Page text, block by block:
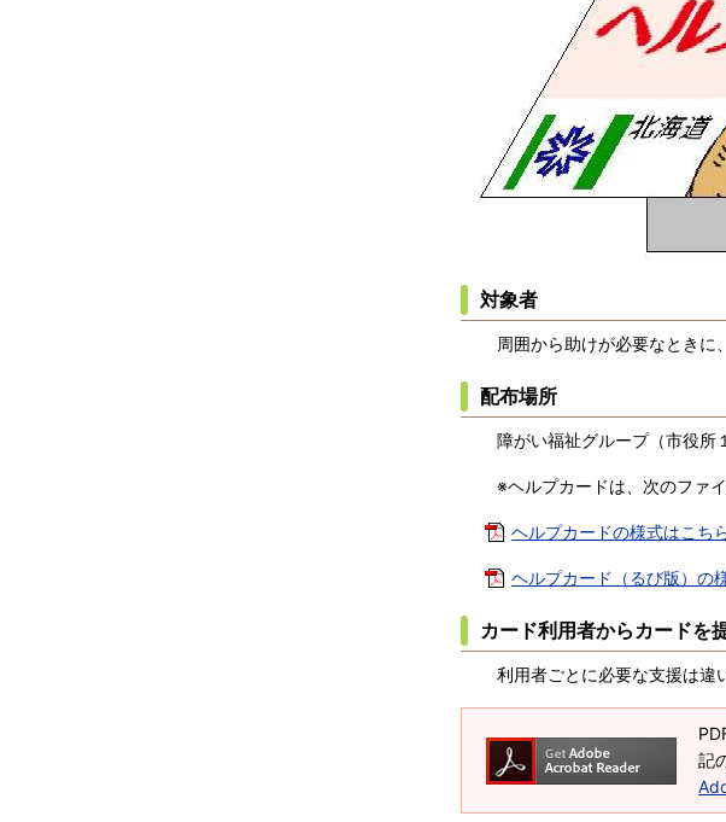
対象者
周囲から助けが必要なときに
配布場所
障がい福祉グループ（市役所
※ヘルプカードは、次のファ
ヘルプカードの様式はこち
ヘルプカード（るび版）の
カード利用者からカードを
利用者ごとに必要な支援は違
記